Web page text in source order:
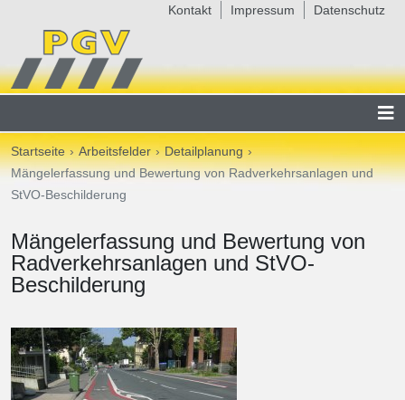
Kontakt Impressum Datenschutz
Startseite Arbeitsfelder
Detailplanung
Mängelerfassung und Bewertung von Radverkehrsanlagen und
StVO-Beschilderung
Mängelerfassung und Bewertung von
Radverkehrsanlagen und StVO-
Beschilderung